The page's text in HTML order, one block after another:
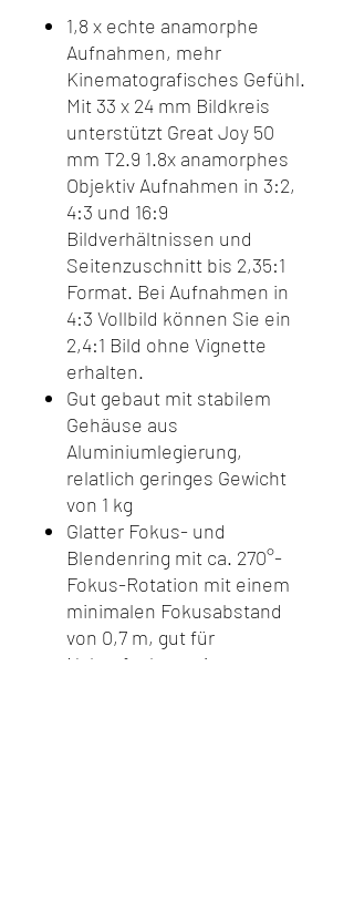
1,8 x echte anamorphe
Aufnahmen, mehr
Kinematografisches Gefühl.
Mit 33 x 24 mm Bildkreis
unterstützt Great Joy 50
mm T2.9 1.8x anamorphes
Objektiv Aufnahmen in 3:2,
4:3 und 16:9
Bildverhältnissen und
Seitenzuschnitt bis 2,35:1
Format. Bei Aufnahmen in
4:3 Vollbild können Sie ein
2,4:1 Bild ohne Vignette
erhalten.
Gut gebaut mit stabilem
Gehäuse aus
Aluminiumlegierung,
relatlich geringes Gewicht
von 1 kg
Glatter Fokus- und
Blendenring mit ca. 270°-
Fokus-Rotation mit einem
minimalen Fokusabstand
von 0,7 m, gut für
Nahaufnahmen im